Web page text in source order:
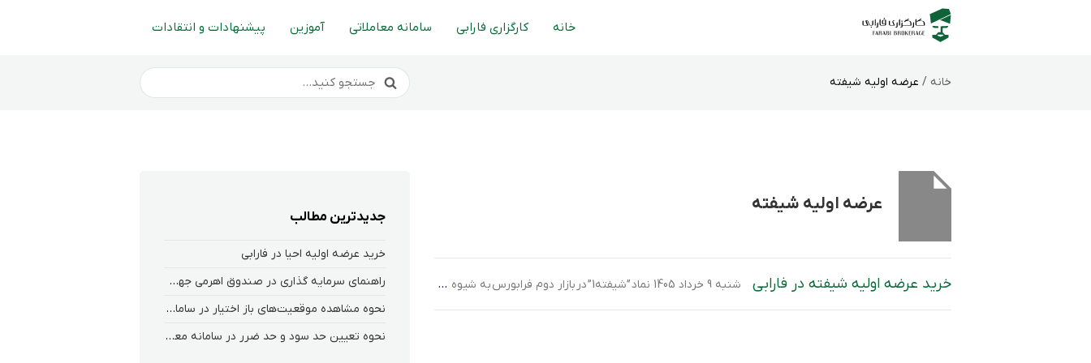
خانه کارگزاری فارابی سامانه معاملاتی آموزین پیشنهادات و انتقادات
خانه / عرضه اولیه شیفته
عرضه اولیه شیفته
خرید عرضه اولیه شیفته در فارابی شنبه 9 خرداد 1405 نماد ”شیفته1” در بازار دوم فرابورس به شیوه ترکیبی عرضه خواهد شد. در مرحله اول، قیمت هر سهم توسط صندوق‌های سرمایه‌گذاری واجد شرایط کشف خواهد شد. سپس در مرحله دوم، سایر سرمایه‌گذاران حقیقی و حقوقی مطابق با پیام ناظر، امکان سفارش‌گذاری در قیمت کشف‌شده را خواهند داشت. خرید سریع و آسان عرضه اولیه مرحله اول: […]
جدیدترین مطالب
خرید عرضه اولیه احیا در فارابی
راهنمای سرمایه گذاری در صندوق اهرمی جهش
نحوه‌ مشاهده‌ موقعیت‌های باز اختیار در سامانه هلیوم و نکست
نحوه تعیین حد سود و حد ضرر در سامانه معاملاتی کارگزاری فارابی